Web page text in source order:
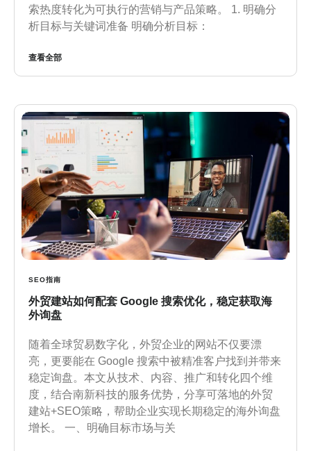
索热度转化为可执行的营销与产品策略。 1. 明确分
析目标与关键词准备 明确分析目标：
查看全部
SEO指南
外贸建站如何配套 Google 搜索优化，稳定获取海
外询盘
随着全球贸易数字化，外贸企业的网站不仅要漂
亮，更要能在 Google 搜索中被精准客户找到并带来
稳定询盘。本文从技术、内容、推广和转化四个维
度，结合南新科技的服务优势，分享可落地的外贸
建站+SEO策略，帮助企业实现长期稳定的海外询盘
增长。 一、明确目标市场与关